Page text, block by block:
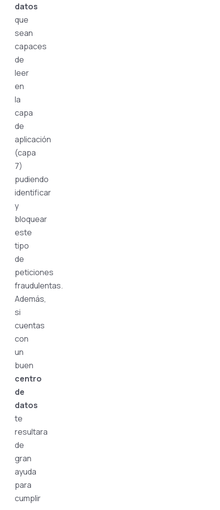
datos
que
sean
capaces
de
leer
en
la
capa
de
aplicación
(capa
7)
pudiendo
identificar
y
bloquear
este
tipo
de
peticiones
fraudulentas.
Además,
si
cuentas
con
un
buen
centro
de
datos
te
resultara
de
gran
ayuda
para
cumplir